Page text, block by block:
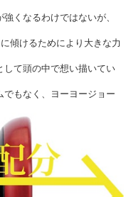
くなるわけではないが、
傾けるためにより大きな力
して頭の中で想い描いてい
もなく、ヨーヨージョー